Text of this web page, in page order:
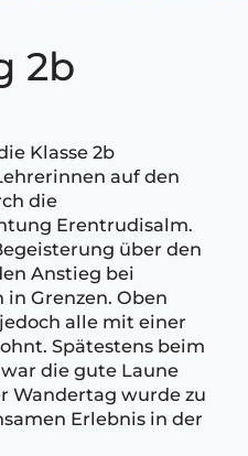
2b
Klasse 2b
auf den
die
Erentrudisalm.
über den
Anstieg bei
Grenzen. Oben
alle mit einer
Spätestens beim
die gute Laune
Wandertag wurde zu
Erlebnis in der